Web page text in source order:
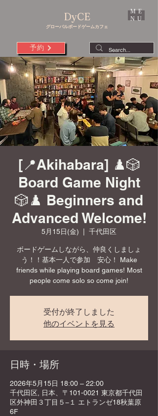
DyCE
グローバルボードゲームカフェ
予約
ME
NU
[📍Akihabara] ♟️🎲
Board Game Night
🎲♟️ Beginners and
Advanced Welcome!
5月15日(金) 千代田区
ボードゲームしながら、仲良くしましょ
う！！基本一人で参加 安心！ Make
friends while playing board games! Most
people come solo so come join!
受付が終了しました
他のイベントを見る
日時・場所
2026年5月15日 18:00 – 22:00
千代田区, 日本、〒101-0021 東京都千代田
区外神田３丁目５−１ エトランゼ18秋葉原
6F